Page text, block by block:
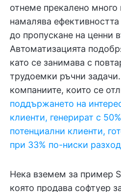
отнеме прекалено много
намалява
до пропускане на ценни
Автоматизацията
като се занимава с
трудоемки ръчни
компаниите, които се
поддържането на
клиенти, генерират с
потенциални клиенти,
при 33% по-ниски
Нека вземем за пример
която продава софтуер